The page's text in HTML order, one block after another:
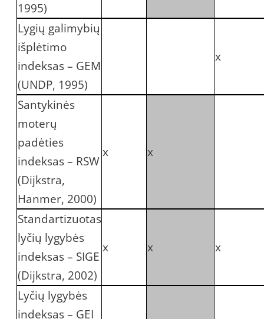
1995)
Lygių galimybių
išplėtimo
indeksas – GEM
(UNDP, 1995)
x
Santykinės
moterų
padėties
indeksas – RSW
(Dijkstra,
Hanmer, 2000)
x x
Standartizuotas
lyčių lygybės
indeksas – SIGE
(Dijkstra, 2002)
x x x
Lyčių lygybės
indeksas – GEI